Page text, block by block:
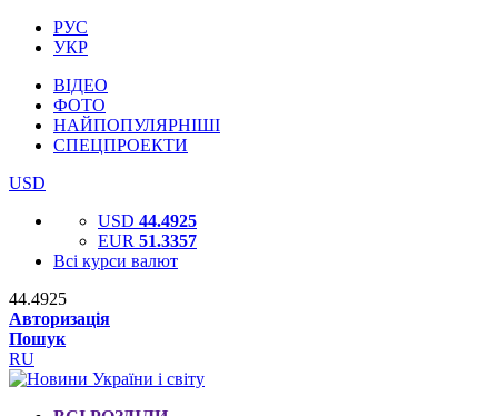
РУС
УКР
ВІДЕО
ФОТО
НАЙПОПУЛЯРНІШІ
СПЕЦПРОЕКТИ
USD
USD 44.4925
EUR 51.3357
Всі курси валют
44.4925
Авторизація
Пошук
RU